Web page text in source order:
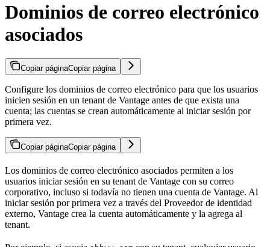
Dominios de correo electrónico
asociados
Copiar páginaCopiar página
Configure los dominios de correo electrónico para que los usuarios
inicien sesión en un tenant de Vantage antes de que exista una
cuenta; las cuentas se crean automáticamente al iniciar sesión por
primera vez.
Copiar páginaCopiar página
Los dominios de correo electrónico asociados permiten a los
usuarios iniciar sesión en su tenant de Vantage con su correo
corporativo, incluso si todavía no tienen una cuenta de Vantage. Al
iniciar sesión por primera vez a través del Proveedor de identidad
externo, Vantage crea la cuenta automáticamente y la agrega al
tenant.